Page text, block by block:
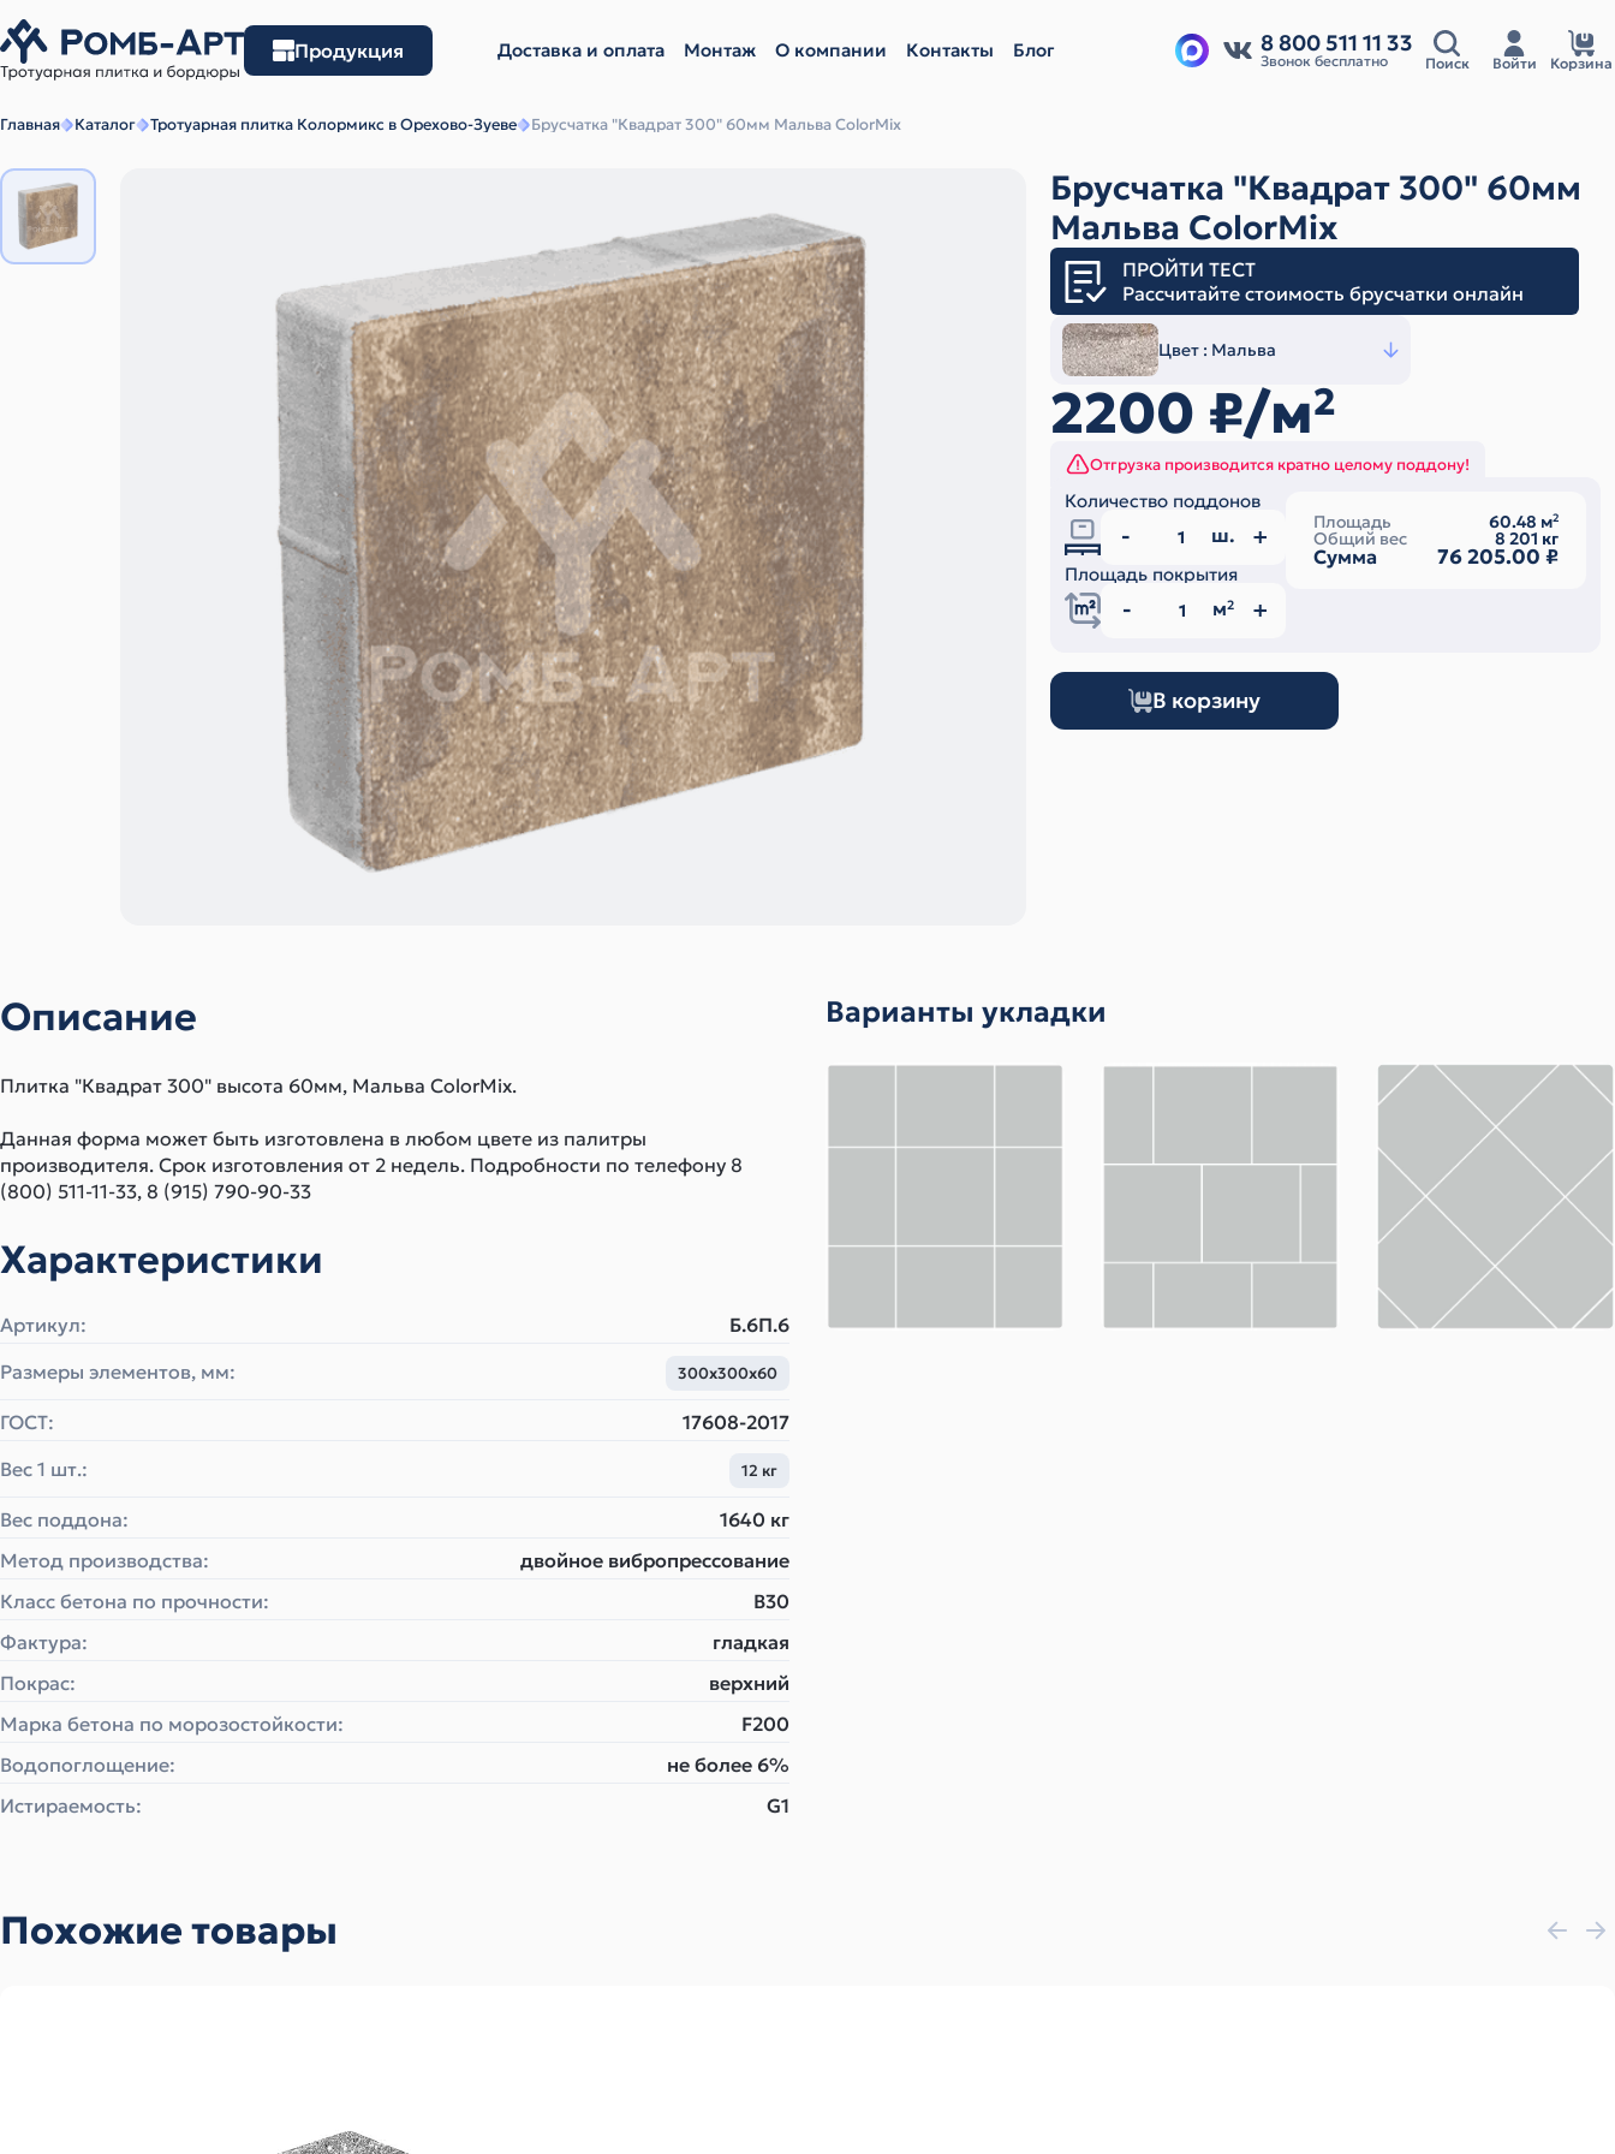
Продукция Доставка и оплата Монтаж О компании Контакты Блог 8 800 511 11 33
Звонок бесплатно Поиск Войти Корзина
Главная Каталог Тротуарная плитка Колормикс в Орехово-Зуеве Брусчатка "Квадрат 300" 60мм Мальва ColorMix
Брусчатка "Квадрат 300" 60мм
Мальва ColorMix
ПРОЙТИ ТЕСТ
Рассчитайте стоимость брусчатки онлайн
Цвет : Мальва
2200 ₽/м2
Отгрузка производится кратно целому поддону!
Количество поддонов
ш.
Площадь покрытия
м2
Площадь 60.48 м2
Общий вес 8 201 кг
Сумма 76 205.00 ₽
В корзину
Описание
Плитка "Квадрат 300" высота 60мм, Мальва ColorMix.
Данная форма может быть изготовлена в любом цвете из палитры
производителя. Срок изготовления от 2 недель. Подробности по телефону 8
(800) 511-11-33, 8 (915) 790-90-33
Характеристики
Артикул:
Б.6П.6
Размеры элементов, мм:
300х300х60
ГОСТ:
17608-2017
Вес 1 шт.:
12 кг
Вес поддона:
1640 кг
Метод производства:
двойное вибропрессование
Класс бетона по прочности:
B30
Фактура:
гладкая
Покрас:
верхний
Марка бетона по морозостойкости:
F200
Водопоглощение:
не более 6%
Истираемость:
G1
Варианты укладки
Похожие товары